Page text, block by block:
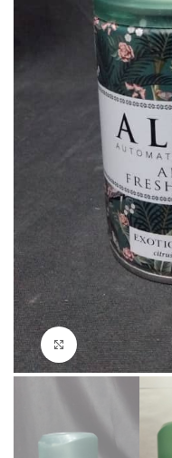
Click to enlarge